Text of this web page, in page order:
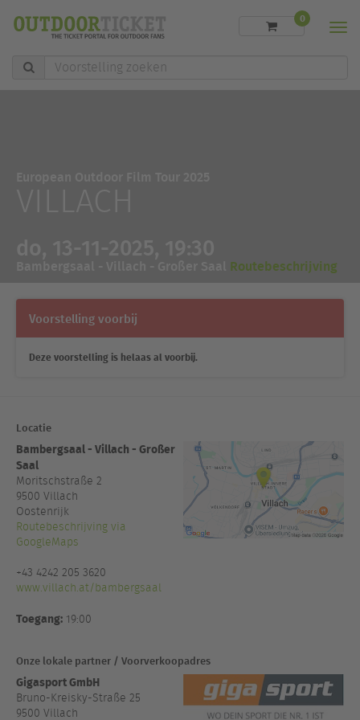
Voorstelling
zoeken
0
Routebeschrijving
Voorstelling voorbij
Deze voorstelling is helaas al voorbij.
Locatie
Bambergsaal - Villach - Großer
Saal
Moritschstraße 2
9500 Villach
Oostenrijk
Routebeschrijving via
GoogleMaps
+43 4242 205 3620
www.villach.at/bambergsaal
Toegang: 19:00
Onze lokale partner / Voorverkoopadres
Gigasport GmbH
Bruno-Kreisky-Straße 25
9500 Villach